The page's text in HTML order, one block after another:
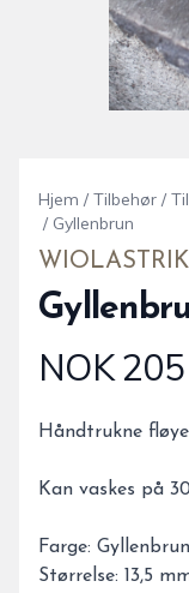
Hjem / Tilbehør /
/ Gyllenbrun
Produktdetaljer
NOK 205
Description
Håndtrukne
Kan vaskes på
Farge: Gyllenbrun
Størrelse: 13,5